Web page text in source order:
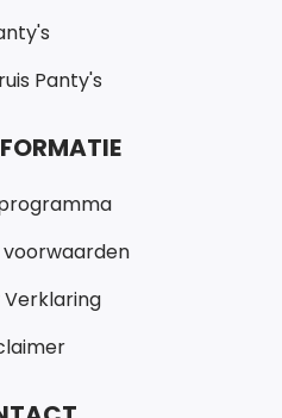
Panty's
Verklaring